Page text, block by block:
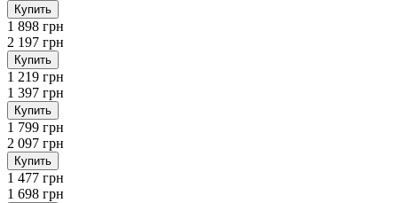
Купить
1 898 грн
2 197 грн
Купить
1 219 грн
1 397 грн
Купить
1 799 грн
2 097 грн
Купить
1 477 грн
1 698 грн